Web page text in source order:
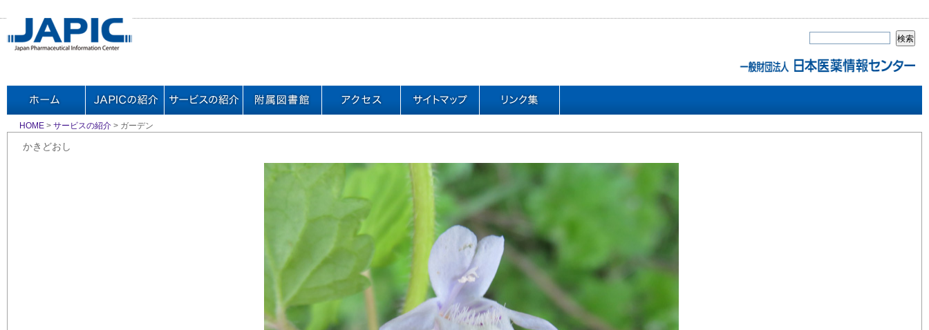
HOME > サービスの紹介 > ガーデン
かきどおし